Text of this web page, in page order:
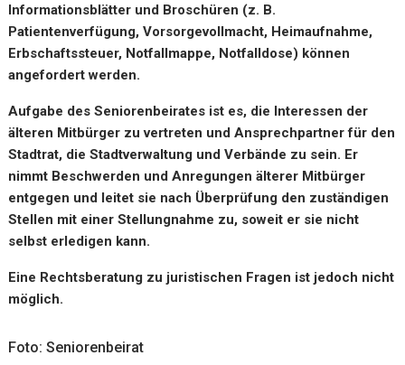
Informationsblätter und Broschüren (z. B.
Patientenverfügung, Vorsorgevollmacht, Heimaufnahme,
Erbschaftssteuer, Notfallmappe, Notfalldose) können
angefordert werden.
Aufgabe des Seniorenbeirates ist es, die Interessen der
älteren Mitbürger zu vertreten und Ansprechpartner für den
Stadtrat, die Stadtverwaltung und Verbände zu sein. Er
nimmt Beschwerden und Anregungen älterer Mitbürger
entgegen und leitet sie nach Überprüfung den zuständigen
Stellen mit einer Stellungnahme zu, soweit er sie nicht
selbst erledigen kann.
Eine Rechtsberatung zu juristischen Fragen ist jedoch nicht
möglich.
Foto: Seniorenbeirat